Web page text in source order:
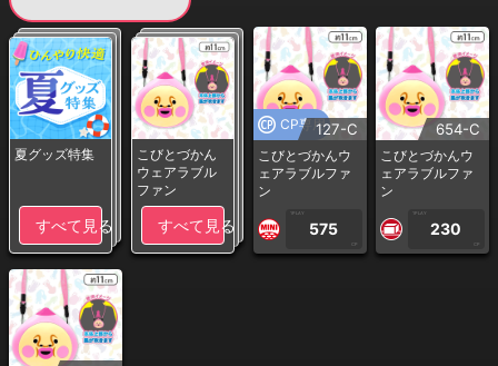
夏グッズ特集
すべて見る
こびとづかん
ウェアラブル
ファン
すべて見る
CP専用127-C
こびとづかんウ
ェアラブルファ
ン
1PLAY
575
CP
654-C
こびとづかんウ
ェアラブルファ
ン
1PLAY
230
CP